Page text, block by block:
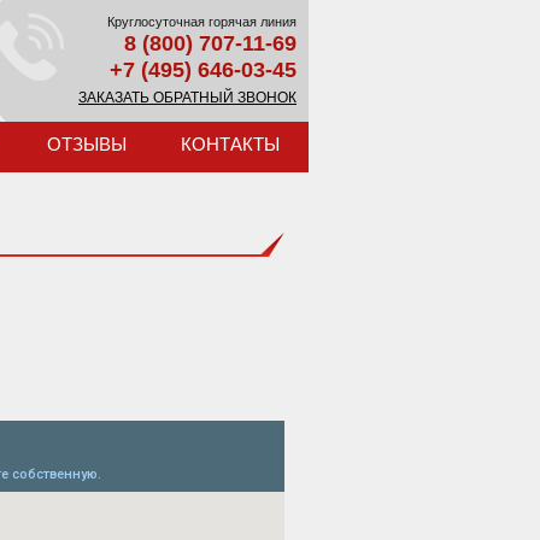
Круглосуточная горячая линия
8 (800) 707-11-69
+7 (495) 646-03-45
ЗАКАЗАТЬ ОБРАТНЫЙ ЗВОНОК
ОТЗЫВЫ КОНТАКТЫ